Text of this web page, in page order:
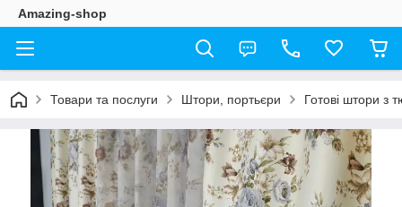
Amazing-shop
Товари та послуги Штори, портьєри Готові штори з